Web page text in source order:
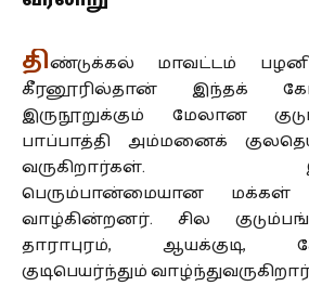
திண்டுக்கல் மாவட்டம்
கீரனூரில்தான் இந்தக்
இருநூறுக்கும் மேலான
பாப்பாத்தி அம்மனைக்
வருகிறார்கள்.
பெரும்பான்மையான மக்கள்
வாழ்கின்றனர். சில
தாராபுரம், ஆயக்குடி,
குடிபெயர்ந்தும்